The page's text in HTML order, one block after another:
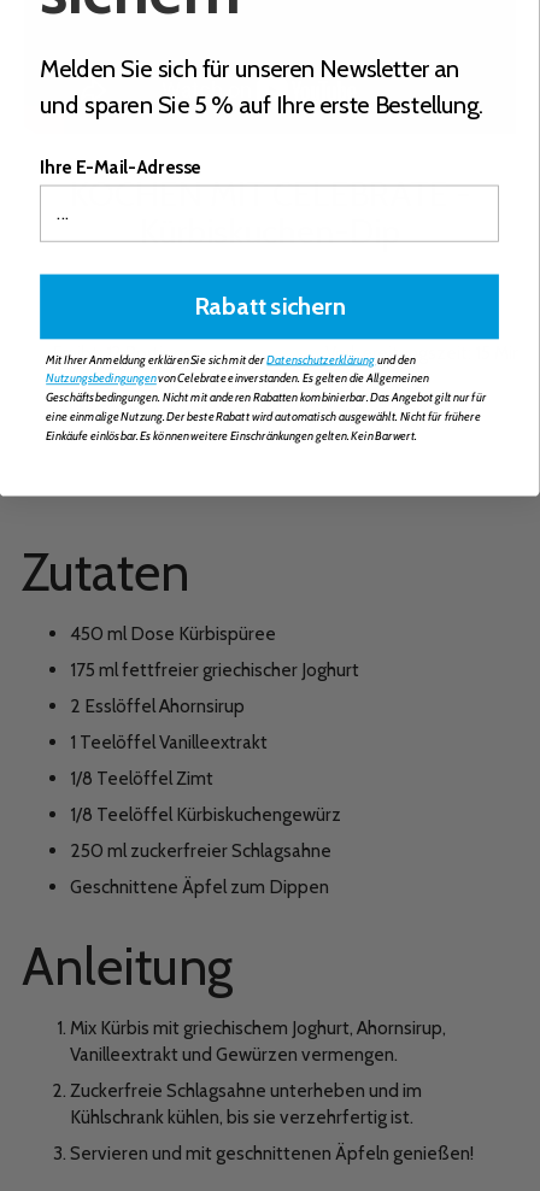
KOCHEN MIT CELEBRATE -
Kürbiskuchen-Dip
Ergibt: 12 Portionen Vorbereitungszeit: 15
Zutaten
450 ml Dose Kürbispüree
175 ml fettfreier griechischer Joghurt
2 Esslöffel Ahornsirup
1 Teelöffel Vanilleextrakt
1/8 Teelöffel Zimt
1/8 Teelöffel Kürbiskuchengewürz
250 ml zuckerfreier Schlagsahne
Geschnittene Äpfel zum Dippen
Anleitung
Mix Kürbis mit griechischem Joghurt, Ahornsirup,
Vanilleextrakt und Gewürzen vermengen.
Zuckerfreie Schlagsahne unterheben und im
Kühlschrank kühlen, bis sie verzehrfertig ist.
Servieren und mit geschnittenen Äpfeln genießen!
Melden Sie sich für unseren Newsletter an
und sparen Sie 5 % auf Ihre erste Bestellung.
Ihre E-Mail-Adresse
Rabatt sichern
Mit Ihrer Anmeldung erklären Sie sich mit derDatenschutzerklärungund den
Nutzungsbedingungenvon Celebrate einverstanden. Es gelten die Allgemeinen
Geschäftsbedingungen. Nicht mit anderen Rabatten kombinierbar. Das Angebot gilt nur für
eine einmalige Nutzung. Der beste Rabatt wird automatisch ausgewählt. Nicht für frühere
Einkäufe einlösbar. Es können weitere Einschränkungen gelten. Kein Barwert.